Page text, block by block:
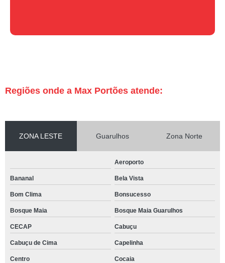
Regiões onde a Max Portões atende:
ZONA LESTE Guarulhos Zona Norte
Aeroporto
Bananal Bela Vista
Bom Clima Bonsucesso
Bosque Maia Bosque Maia Guarulhos
CECAP Cabuçu
Cabuçu de Cima Capelinha
Centro Cocaia